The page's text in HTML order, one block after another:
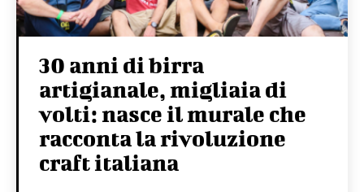
30 anni di birra
artigianale, migliaia di
volti: nasce il murale che
racconta la rivoluzione
craft italiana